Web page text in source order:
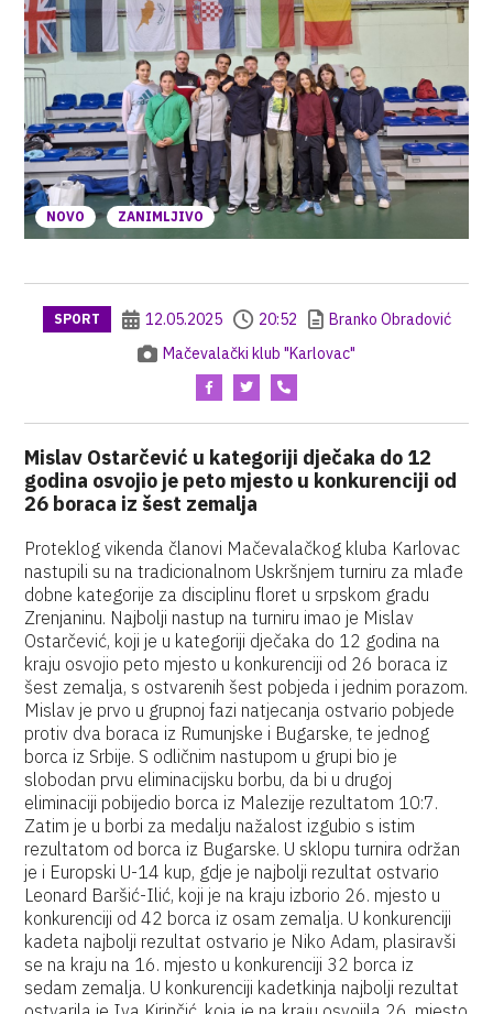
NOVO ZANIMLJIVO
SPORT 12.05.2025 20:52
Branko Obradović
Mačevalački klub "Karlovac"
Mislav Ostarčević u kategoriji dječaka do 12
godina osvojio je peto mjesto u konkurenciji od
26 boraca iz šest zemalja
Proteklog vikenda članovi Mačevalačkog kluba Karlovac
nastupili su na tradicionalnom Uskršnjem turniru za mlađe
dobne kategorije za disciplinu floret u srpskom gradu
Zrenjaninu. Najbolji nastup na turniru imao je Mislav
Ostarčević, koji je u kategoriji dječaka do 12 godina na
kraju osvojio peto mjesto u konkurenciji od 26 boraca iz
šest zemalja, s ostvarenih šest pobjeda i jednim porazom.
Mislav je prvo u grupnoj fazi natjecanja ostvario pobjede
protiv dva boraca iz Rumunjske i Bugarske, te jednog
borca iz Srbije. S odličnim nastupom u grupi bio je
slobodan prvu eliminacijsku borbu, da bi u drugoj
eliminaciji pobijedio borca iz Malezije rezultatom 10:7.
Zatim je u borbi za medalju nažalost izgubio s istim
rezultatom od borca iz Bugarske. U sklopu turnira održan
je i Europski U-14 kup, gdje je najbolji rezultat ostvario
Leonard Baršić-Ilić, koji je na kraju izborio 26. mjesto u
konkurenciji od 42 borca iz osam zemalja. U konkurenciji
kadeta najbolji rezultat ostvario je Niko Adam, plasiravši
se na kraju na 16. mjesto u konkurenciji 32 borca iz
sedam zemalja. U konkurenciji kadetkinja najbolji rezultat